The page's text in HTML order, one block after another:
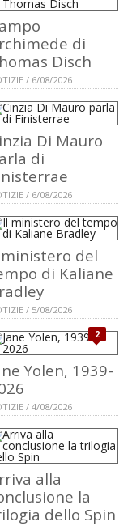
di
Disch
/ 6/08/2026
Di Mauro
di
/ 6/08/2026
del
di Kaliane
/ 5/08/2026
2
Yolen, 1939-
/ 4/08/2026
alla
la
dello Spin